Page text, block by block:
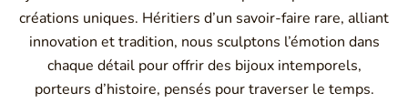
créations uniques. Héritiers d’un savoir-faire rare, alliant
innovation et tradition, nous sculptons l’émotion dans
chaque détail pour offrir des bijoux intemporels,
porteurs d’histoire, pensés pour traverser le temps.